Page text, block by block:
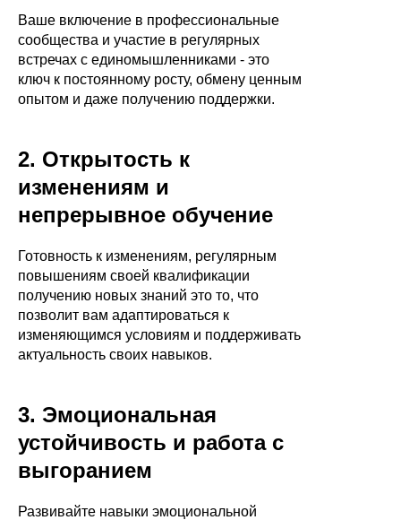
Ваше включение в профессиональные
сообщества и участие в регулярных
встречах с единомышленниками - это
ключ к постоянному росту, обмену ценным
опытом и даже получению поддержки.
2. Открытость к
изменениям и
непрерывное обучение
Готовность к изменениям, регулярным
повышениям своей квалификации
получению новых знаний это то, что
позволит вам адаптироваться к
изменяющимся условиям и поддерживать
актуальность своих навыков.
3. Эмоциональная
устойчивость и работа с
выгоранием
Развивайте навыки эмоциональной